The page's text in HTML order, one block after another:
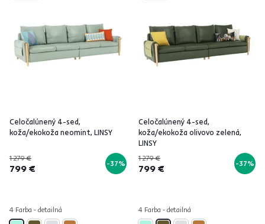
Celočalúnený 4-sed,
koža/ekokoža neomint, LINSY
1 279 €
799 € -37%
4 Farba - detailná
Celočalúnený 4-sed,
koža/ekokoža olivovo zelená,
LINSY
1 279 €
799 € -37%
4 Farba - detailná